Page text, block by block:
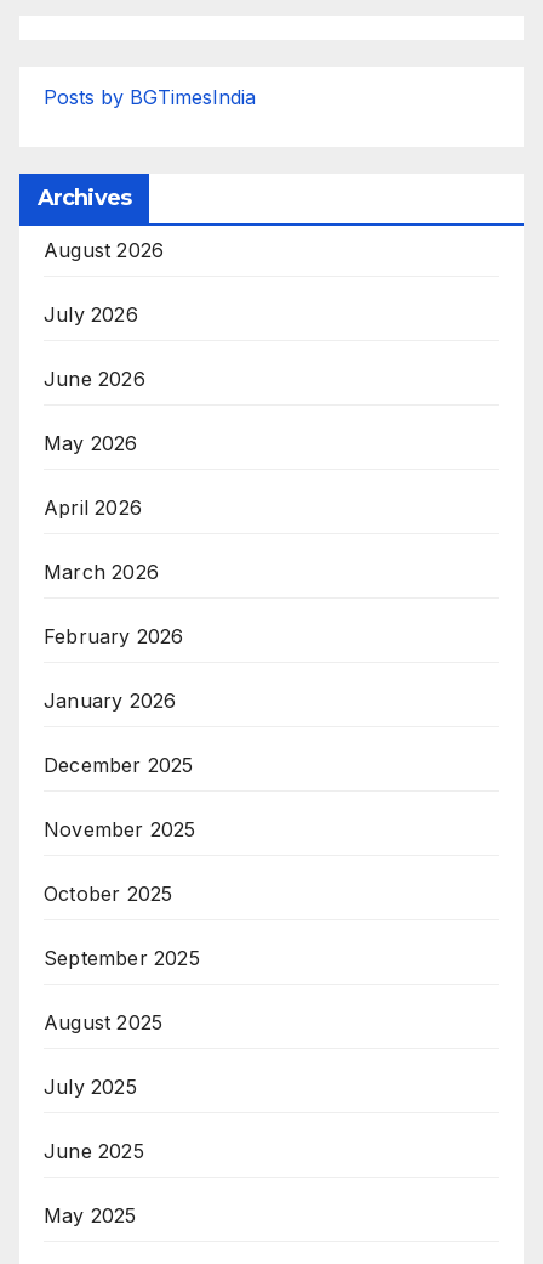
Posts by BGTimesIndia
Archives
August 2026
July 2026
June 2026
May 2026
April 2026
March 2026
February 2026
January 2026
December 2025
November 2025
October 2025
September 2025
August 2025
July 2025
June 2025
May 2025